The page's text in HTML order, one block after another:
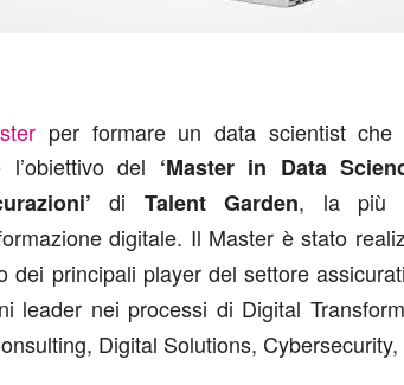
per formare un data scientist
del ‘Master in Data
di Talent Garden, la più
digitale. Il Master è stato
dei principali player del settore
leader nei processi di Digital
Digital Solutions,